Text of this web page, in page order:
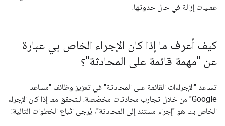
عمليات إزالة في حال حدوثها.
كيف أعرف ما إذا كان الإجراء الخاص بي عبارة
عن "مهمة قائمة على المحادثة"؟
تساعد "الإجراءات القائمة على المحادثة" في تعزيز وظائف "مساعد
Google" من خلال تجارب محادثات مخصّصة. للتحقق مما إذا كان الإجراء
الخاص بك هو "إجراء مستند إلى المحادثة"، يُرجى اتّباع الخطوات التالية: